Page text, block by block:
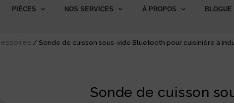
PIÈCES NOS SERVICES À PROPOS BLOGUE
/ Sonde de cuisson sous-vide Bluetooth pour cuisinière à
Sonde de cuisson